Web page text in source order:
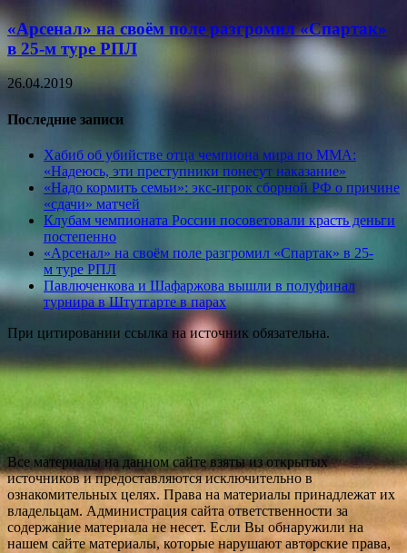
«Арсенал» на своём поле разгромил «Спартак»
в 25-м туре РПЛ
26.04.2019
Последние записи
Хабиб об убийстве отца чемпиона мира по ММА:
«Надеюсь, эти преступники понесут наказание»
«Надо кормить семьи»: экс-игрок сборной РФ о причине
«сдачи» матчей
Клубам чемпионата России посоветовали красть деньги
постепенно
«Арсенал» на своём поле разгромил «Спартак» в 25-
м туре РПЛ
Павлюченкова и Шафаржова вышли в полуфинал
турнира в Штутгарте в парах
При цитировании ссылка на источник обязательна.
Все материалы на данном сайте взяты из открытых
источников и предоставляются исключительно в
ознакомительных целях. Права на материалы принадлежат их
владельцам. Администрация сайта ответственности за
содержание материала не несет. Если Вы обнаружили на
нашем сайте материалы, которые нарушают авторские права,